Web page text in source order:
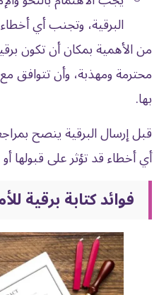
البرقية، وتجنب أي
من الأهمية بمكان أن تكون
محترمة ومهذبة، وأن تتوافق
بها.
قبل إرسال البرقية ينصح
أي أخطاء قد تؤثر على
فوائد كتابة برقية